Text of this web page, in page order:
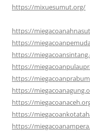
https://mixuesumut.org/
https://
https://
https://
https://
https://
https://
https://
https://
https://